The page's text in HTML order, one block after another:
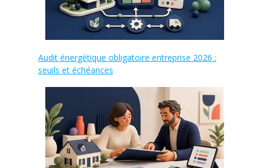
Audit énergétique obligatoire entreprise 2026 :
seuils et échéances